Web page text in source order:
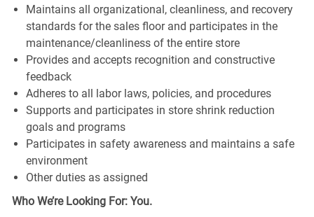
Maintains all organizational, cleanliness, and recovery
standards for the sales floor and participates in the
maintenance/cleanliness of the entire store
Provides and accepts recognition and constructive
feedback
Adheres to all labor laws, policies, and procedures
Supports and participates in store shrink reduction
goals and programs
Participates in safety awareness and maintains a safe
environment
Other duties as assigned
Who We’re Looking For: You.